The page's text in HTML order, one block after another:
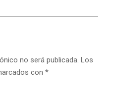
no será publicada. Los
con *